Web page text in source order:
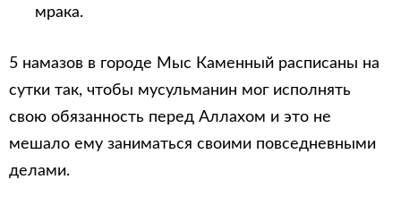
мрака.
5 намазов в городе Мыс Каменный расписаны на
сутки так, чтобы мусульманин мог исполнять
свою обязанность перед Аллахом и это не
мешало ему заниматься своими повседневными
делами.